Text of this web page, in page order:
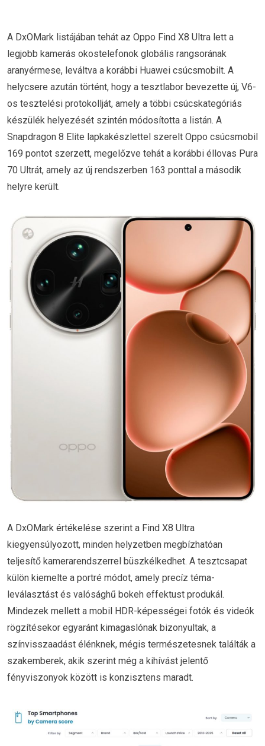
A DxOMark listájában tehát az Oppo Find X8 Ultra lett a
legjobb kamerás okostelefonok globális rangsorának
aranyérmese, leváltva a korábbi Huawei csúcsmobilt. A
helycsere azután történt, hogy a tesztlabor bevezette új, V6-
os tesztelési protokollját, amely a többi csúcskategóriás
készülék helyezését szintén módosította a listán. A
Snapdragon 8 Elite lapkakészlettel szerelt Oppo csúcsmobil
169 pontot szerzett, megelőzve tehát a korábbi éllovas Pura
70 Ultrát, amely az új rendszerben 163 ponttal a második
helyre került.
A DxOMark értékelése szerint a Find X8 Ultra
kiegyensúlyozott, minden helyzetben megbízhatóan
teljesítő kamerarendszerrel büszkélkedhet. A tesztcsapat
külön kiemelte a portré módot, amely precíz téma-
leválasztást és valósághű bokeh effektust produkál.
Mindezek mellett a mobil HDR-képességei fotók és videók
rögzítésekor egyaránt kimagaslónak bizonyultak, a
színvisszaadást élénknek, mégis természetesnek találták a
szakemberek, akik szerint még a kihívást jelentő
fényviszonyok között is konzisztens maradt.